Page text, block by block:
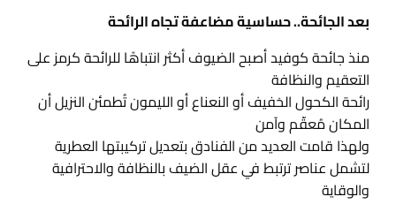
بعد الجائحة.. حساسية مضاعفة تجاه الرائحة
منذ جائحة كوفيد أصبح الضيوف أكثر انتباهًا للرائحة كرمز على
التعقيم والنظافة
رائحة الكحول الخفيف أو النعناع أو الليمون تُطمئن النزيل أن
المكان مُعقّم وآمن
ولهذا قامت العديد من الفنادق بتعديل تركيبتها العطرية
لتشمل عناصر ترتبط في عقل الضيف بالنظافة والاحترافية
والوقاية